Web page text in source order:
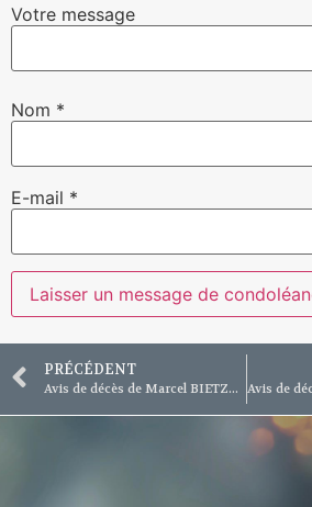
Votre message
Nom *
E-mail *
PRÉCÉDENT
Avis de décès de Marcel BIETZER, Stiring-Wendel